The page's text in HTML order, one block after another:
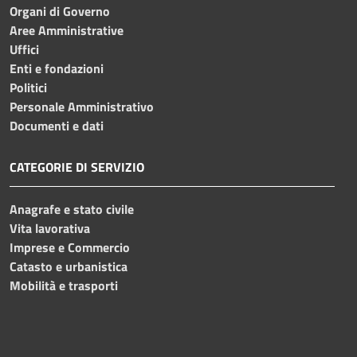
Organi di Governo
Aree Amministrative
Uffici
Enti e fondazioni
Politici
Personale Amministrativo
Documenti e dati
CATEGORIE DI SERVIZIO
Anagrafe e stato civile
Vita lavorativa
Imprese e Commercio
Catasto e urbanistica
Mobilità e trasporti